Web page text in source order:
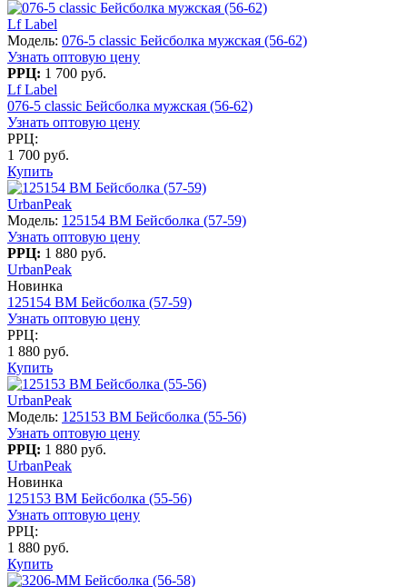
Lf Label
Модель: 076-5 classic Бейсболка мужская (56-62)
Узнать оптовую цену
РРЦ: 1 700 руб.
Lf Label
076-5 classic Бейсболка мужская (56-62)
Узнать оптовую цену
РРЦ:
1 700 руб.
Купить
UrbanPeak
Модель: 125154 BM Бейсболка (57-59)
Узнать оптовую цену
РРЦ: 1 880 руб.
UrbanPeak
Новинка
125154 BM Бейсболка (57-59)
Узнать оптовую цену
РРЦ:
1 880 руб.
Купить
UrbanPeak
Модель: 125153 BM Бейсболка (55-56)
Узнать оптовую цену
РРЦ: 1 880 руб.
UrbanPeak
Новинка
125153 BM Бейсболка (55-56)
Узнать оптовую цену
РРЦ:
1 880 руб.
Купить